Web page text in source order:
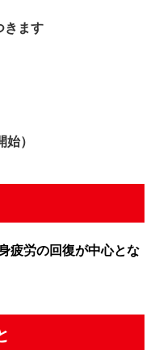
きます
）
疲労の回復が中心とな